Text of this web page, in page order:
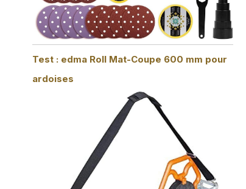
Test : edma Roll Mat-Coupe 600 mm pour
ardoises